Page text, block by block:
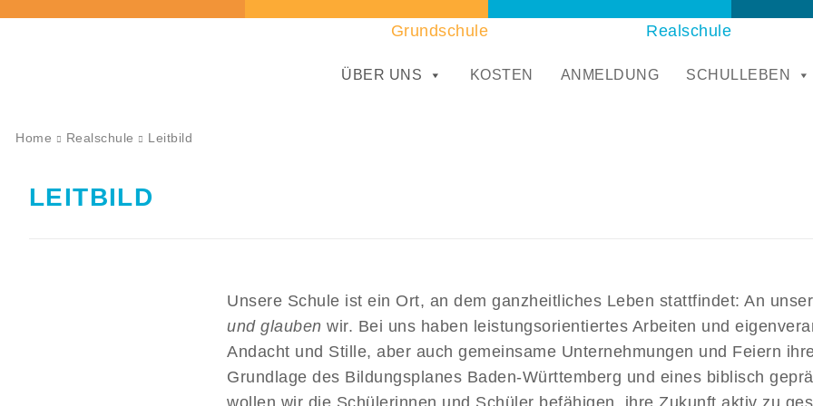
Grundschule Realschule
ÜBER UNS KOSTEN ANMELDUNG SCHULLEBEN
Home Realschule Leitbild
LEITBILD
Unsere Schule ist ein Ort, an dem ganzheitliches Leben stattfindet: An
und glauben wir. Bei uns haben leistungsorientiertes Arbeiten und
Andacht und Stille, aber auch gemeinsame Unternehmungen und Feiern
Grundlage des Bildungsplanes Baden-Württemberg und eines biblisch
wollen wir die Schülerinnen und Schüler befähigen, ihre Zukunft aktiv zu